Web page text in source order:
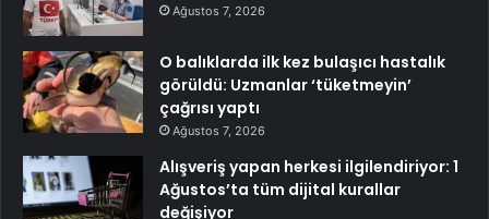
Ağustos 7, 2026
O balıklarda ilk kez bulaşıcı hastalık
görüldü: Uzmanlar ‘tüketmeyin’
çağrısı yaptı
Ağustos 7, 2026
Alışveriş yapan herkesi ilgilendiriyor: 1
Ağustos’ta tüm dijital kurallar
değişiyor